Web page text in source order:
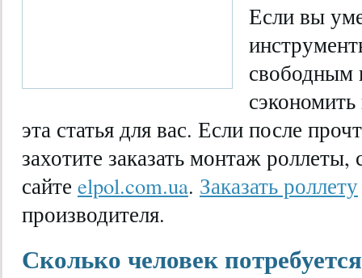
Если вы
свободным
эта статья для вас. Если после
захотите заказать монтаж
сайте elpol.com.ua. Заказать роллету
производителя.
Сколько человек потребуется